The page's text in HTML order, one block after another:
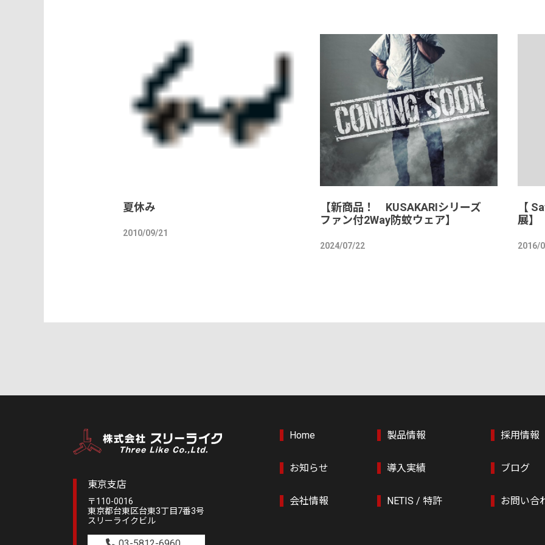
夏休み
2010/09/21
【新商品！ KUSAKARIシリーズ
ファン付2Way防蚊ウェア】
2024/07/22
【
展】
2016/
東京支店
〒110-0016
東京都台東区台東3丁目7番3号
スリーライクビル
Home
お知らせ
会社情報
製品情報
導入実績
NETIS / 特許
採用情報
ブログ
お問い合